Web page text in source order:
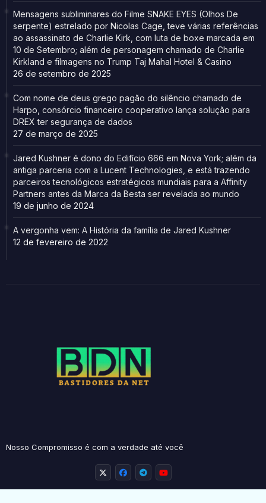
Mensagens subliminares do Filme SNAKE EYES (Olhos De
serpente) estrelado por Nicolas Cage, teve várias referências
ao assassinato de Charlie Kirk, com luta de boxe marcada em
10 de Setembro; além de personagem chamado de Charlie
Kirkland e filmagens no Trump Taj Mahal Hotel & Casino
26 de setembro de 2025
Com nome de deus grego pagão do silêncio chamado de
Harpo, consórcio financeiro cooperativo lança solução para
DREX ter segurança de dados
27 de março de 2025
Jared Kushner é dono do Edifício 666 em Nova York; além da
antiga parceria com a Lucent Technologies, e está trazendo
parceiros tecnológicos estratégicos mundiais para a Affinity
Partners antes da Marca da Besta ser revelada ao mundo
19 de junho de 2024
A vergonha vem: A História da família de Jared Kushner
12 de fevereiro de 2022
Nosso Compromisso é com a verdade até você